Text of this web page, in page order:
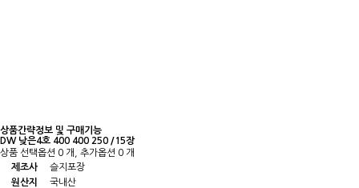
상품간략정보 및 구매기능
DW 낮은4호 400 400 250 /15장
상품 선택옵션 0 개, 추가옵션 0 개
제조사
슬지포장
원산지
국내산